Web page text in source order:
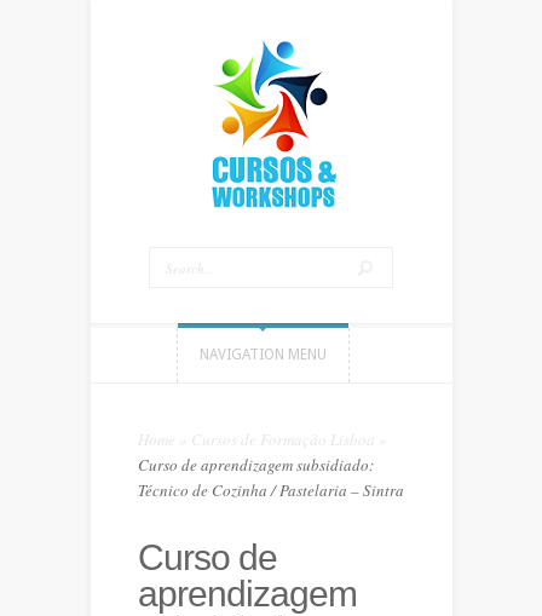
NAVIGATION MENU
Home Cursos de Formação Lisboa
Curso de aprendizagem subsidiado:
Técnico de Cozinha / Pastelaria – Sintra
Curso de
aprendizagem